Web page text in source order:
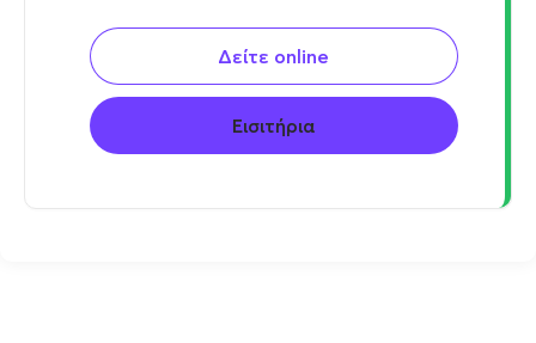
Δείτε online
Εισιτήρια